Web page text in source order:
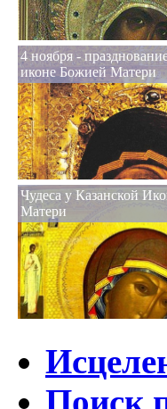
4 ноября -
иконе Божией Матери
Чудеса у Казанской
Матери